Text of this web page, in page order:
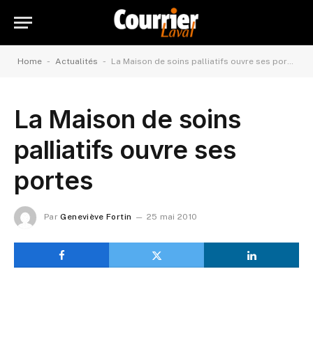
Home - Actualités - La Maison de soins palliatifs ouvre ses portes
La Maison de soins
palliatifs ouvre ses
portes
Par Geneviève Fortin 25 mai 2010